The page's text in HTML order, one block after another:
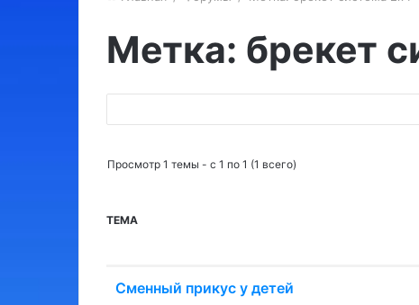
Метка: брекет
Просмотр 1 темы - с 1 по 1 (1 всего)
ТЕМА
Сменный прикус у детей